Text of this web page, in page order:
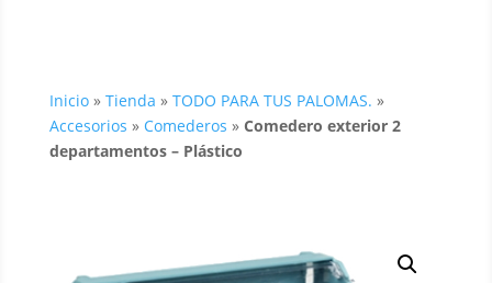
Inicio» Tienda » TODO PARA TUS PALOMAS. »
Accesorios » Comederos » Comedero exterior 2
departamentos – Plástico